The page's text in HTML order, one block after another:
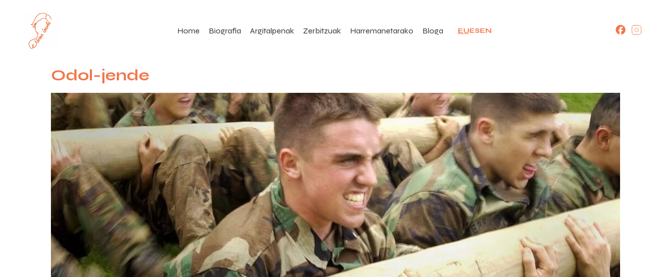
Home Biografia Argitalpenak Zerbitzuak Harremanetarako Bloga EUESEN
Odol-jende